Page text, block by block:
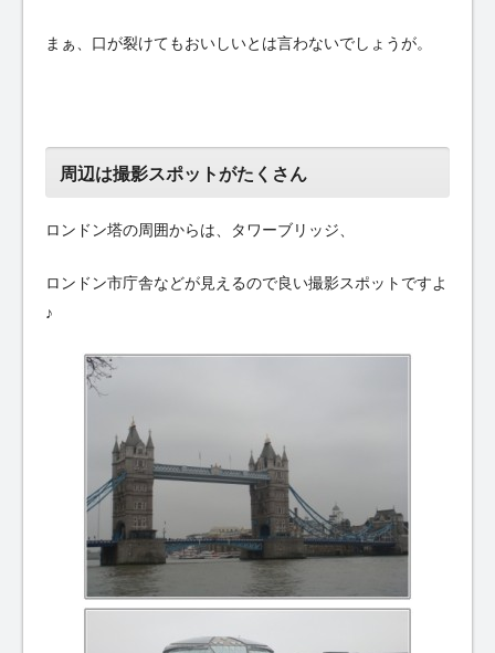
まぁ、口が裂けてもおいしいとは言わないでしょうが。
周辺は撮影スポットがたくさん
ロンドン塔の周囲からは、タワーブリッジ、
ロンドン市庁舎などが見えるので良い撮影スポットですよ
♪